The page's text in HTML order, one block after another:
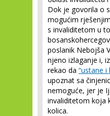
Dok je govorila o
mogućim
s invaliditetom u
poslanik Nebojša
njeno izlaganje i,
rekao da “ustane i
upoznat sa
nemoguće, jer je
invaliditetom koja
kolica.